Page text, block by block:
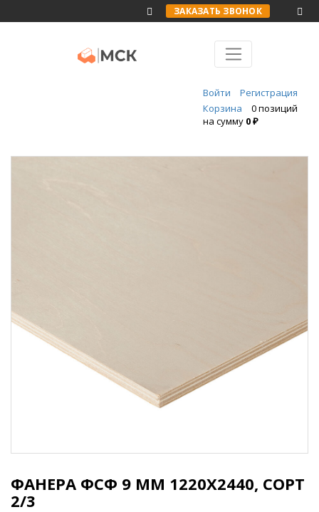
ЗАКАЗАТЬ ЗВОНОК
Войти
Регистрация
Корзина
0 позиций
на сумму 0 ₽
ФАНЕРА ФСФ 9 ММ 1220X2440, СОРТ
2/3